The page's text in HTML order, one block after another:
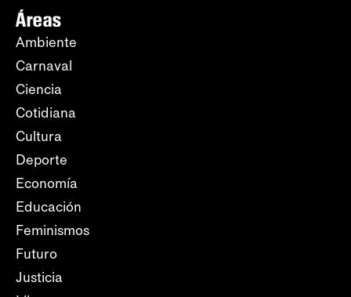
Áreas
Ambiente
Carnaval
Ciencia
Cotidiana
Cultura
Deporte
Economía
Educación
Feminismos
Futuro
Justicia